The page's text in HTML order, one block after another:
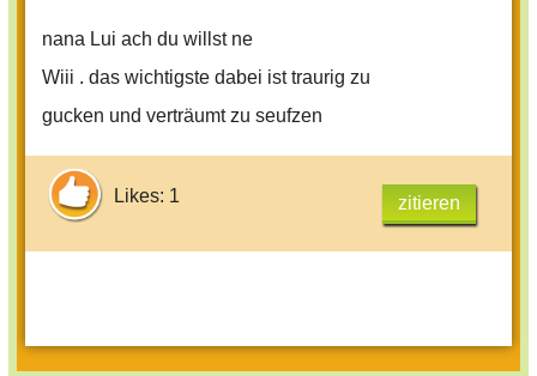
nana Lui ach du willst ne
Wiii . das wichtigste dabei ist traurig zu
gucken und verträumt zu seufzen
Likes: 1 zitieren